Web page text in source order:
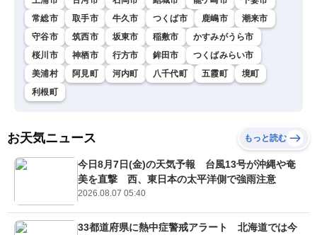
常総市
取手市 牛久市 つくば市 鹿嶋市
潮来市
守谷市
筑西市 坂東市 稲敷市
かすみがうら市
桜川市
神栖市 行方市 鉾田市
つくばみらい市
美浦村
阿見町 河内町 八千代町 五霞町
境町
利根町
お天気ニュース もっと読む
今日8月7日(金)の天気予報 台風13号が沖縄や奄
美を直撃 西、東日本の太平洋側で強雨注意
2026.08.07 05:40
33都道府県に熱中症警戒アラート 北海道では今